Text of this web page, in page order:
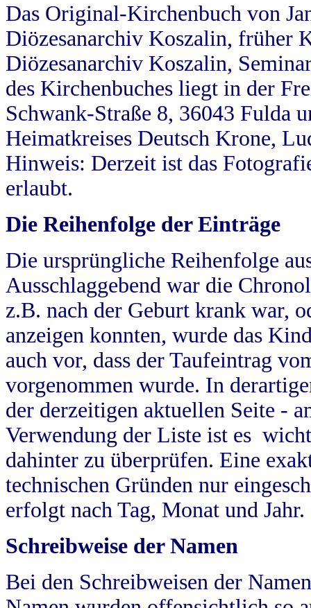
Das Original-Kirchenbuch von
Diözesanarchiv Koszalin, früher
Diözesanarchiv Koszalin,
des Kirchenbuches liegt in der
Schwank-Straße 8, 36043 Fulda
Heimatkreises Deutsch Krone,
Hinweis: Derzeit ist das
erlaubt.
Die Reihenfolge der Einträge
Die ursprüngliche Reihenfolge
Ausschlaggebend war die
z.B. nach der Geburt krank war,
anzeigen konnten, wurde das
auch vor, dass der Taufeintrag
vorgenommen wurde. In
der derzeitigen aktuellen Seite -
Verwendung der Liste ist es
dahinter zu überprüfen. Eine
technischen Gründen nur
erfolgt nach Tag, Monat und Jahr.
Schreibweise der Namen
Bei den Schreibweisen der